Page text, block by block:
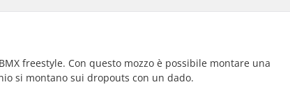
freestyle. Con questo mozzo è possibile montare una
si montano sui dropouts con un dado.